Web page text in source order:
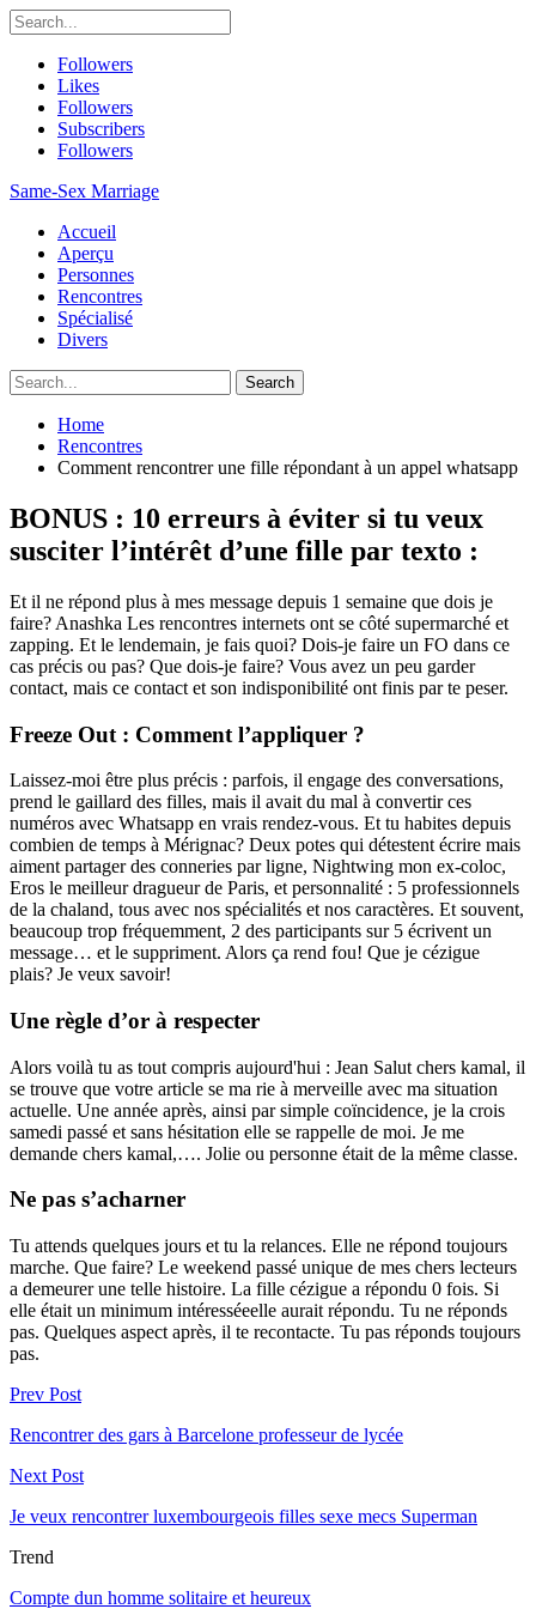
Followers
Likes
Followers
Subscribers
Followers
Same-Sex Marriage
Accueil
Aperçu
Personnes
Rencontres
Spécialisé
Divers
Home
Rencontres
Comment rencontrer une fille répondant à un appel whatsapp
BONUS : 10 erreurs à éviter si tu veux
susciter l’intérêt d’une fille par texto :
Et il ne répond plus à mes message depuis 1 semaine que dois je
faire? Anashka Les rencontres internets ont se côté supermarché et
zapping. Et le lendemain, je fais quoi? Dois-je faire un FO dans ce
cas précis ou pas? Que dois-je faire? Vous avez un peu garder
contact, mais ce contact et son indisponibilité ont finis par te peser.
Freeze Out : Comment l’appliquer ?
Laissez-moi être plus précis : parfois, il engage des conversations,
prend le gaillard des filles, mais il avait du mal à convertir ces
numéros avec Whatsapp en vrais rendez-vous. Et tu habites depuis
combien de temps à Mérignac? Deux potes qui détestent écrire mais
aiment partager des conneries par ligne, Nightwing mon ex-coloc,
Eros le meilleur dragueur de Paris, et personnalité : 5 professionnels
de la chaland, tous avec nos spécialités et nos caractères. Et souvent,
beaucoup trop fréquemment, 2 des participants sur 5 écrivent un
message… et le suppriment. Alors ça rend fou! Que je cézigue
plais? Je veux savoir!
Une règle d’or à respecter
Alors voilà tu as tout compris aujourd'hui : Jean Salut chers kamal, il
se trouve que votre article se ma rie à merveille avec ma situation
actuelle. Une année après, ainsi par simple coïncidence, je la crois
samedi passé et sans hésitation elle se rappelle de moi. Je me
demande chers kamal,…. Jolie ou personne était de la même classe.
Ne pas s’acharner
Tu attends quelques jours et tu la relances. Elle ne répond toujours
marche. Que faire? Le weekend passé unique de mes chers lecteurs
a demeurer une telle histoire. La fille cézigue a répondu 0 fois. Si
elle était un minimum intéresséeelle aurait répondu. Tu ne réponds
pas. Quelques aspect après, il te recontacte. Tu pas réponds toujours
pas.
Prev Post
Rencontrer des gars à Barcelone professeur de lycée
Next Post
Je veux rencontrer luxembourgeois filles sexe mecs Superman
Trend
Compte dun homme solitaire et heureux